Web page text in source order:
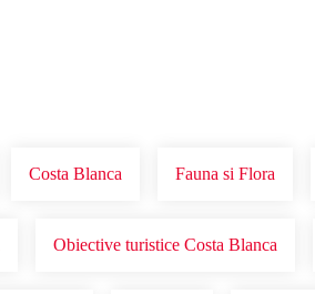
Costa Blanca Fauna si Flora
Obiective turistice Costa Blanca